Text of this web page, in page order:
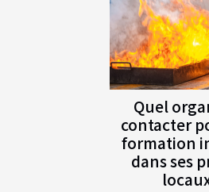
Quel
contacter
formation
dans ses